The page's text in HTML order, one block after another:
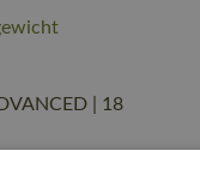
| 18